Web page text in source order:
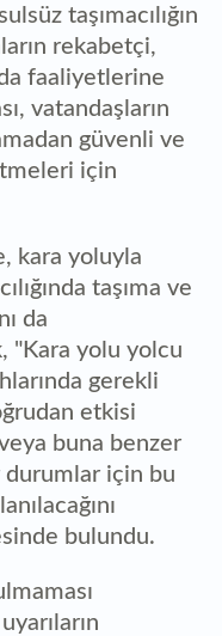
taşımacılığın
rekabetçi,
faaliyetlerine
vatandaşların
güvenli ve
için
kara yoluyla
taşıma ve
da
"Kara yolu yolcu
gerekli
etkisi
buna benzer
durumlar için bu
bulundu.